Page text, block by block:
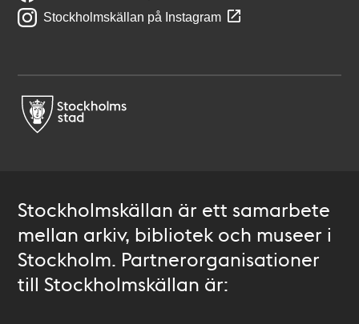
Stockholmskällan på Instagram
Stockholmskällan är ett samarbete
mellan arkiv, bibliotek och museer i
Stockholm. Partnerorganisationer
till Stockholmskällan är: